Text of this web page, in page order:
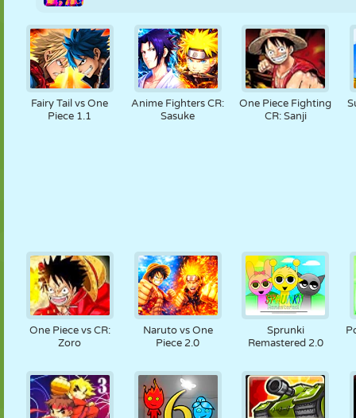
Fairy Tail vs One
Piece 1.1
Anime Fighters CR:
Sasuke
One Piece Fighting
CR: Sanji
One Piece vs CR:
Zoro
Naruto vs One
Piece 2.0
Sprunki
Remastered 2.0